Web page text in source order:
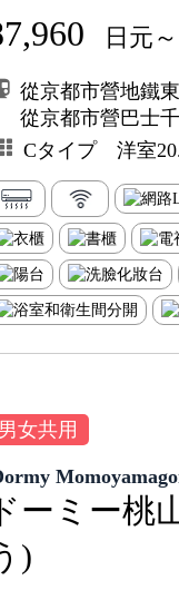
日元～
從京都市營地鐵
從京都市營巴士
Cタイプ 洋室
女共用
ーミー桃
)